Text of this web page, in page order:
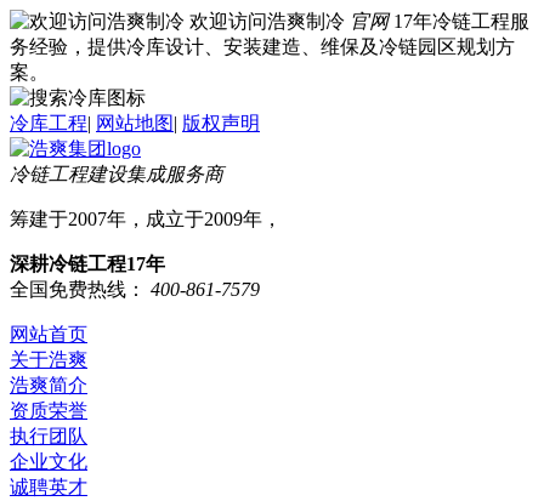
欢迎访问浩爽制冷 官网 17年冷链工程服
务经验，提供冷库设计、安装建造、维保及冷链园区规划方
案。
冷库工程| 网站地图| 版权声明
冷链工程建设集成服务商
筹建于2007年，成立于2009年，
深耕冷链工程17年
全国免费热线：
400-861-7579
网站首页
关于浩爽
浩爽简介
资质荣誉
执行团队
企业文化
诚聘英才